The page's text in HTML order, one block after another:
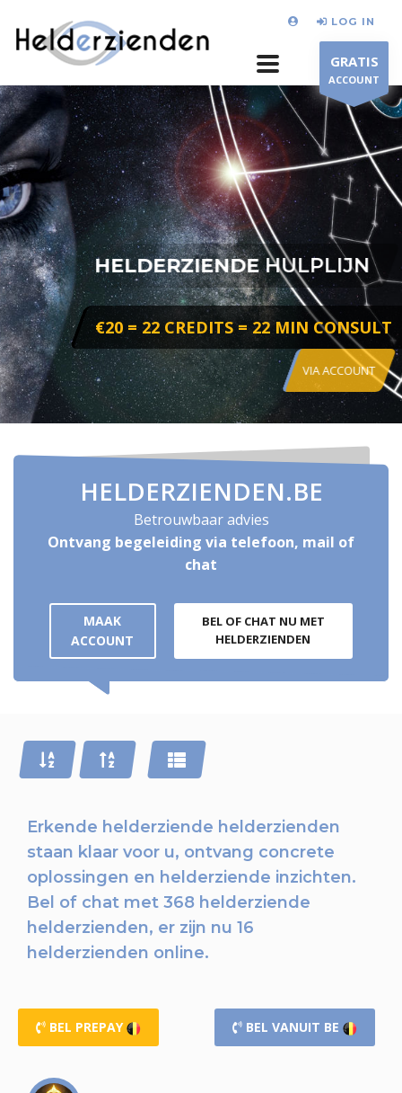
LOG IN
GRATIS
ACCOUNT
HELDERZIENDEHULPLIJN
DIRECTE ANTWOORDEN
NAAR HELDERZIENDEN
HELDERZIENDEN.BE
Betrouwbaar advies
Ontvang begeleiding via telefoon, mail of
chat
MAAK
ACCOUNT
BEL OF CHAT NU MET
HELDERZIENDEN
Erkende helderziende helderzienden
staan klaar voor u, ontvang concrete
oplossingen en helderziende inzichten.
Bel of chat met 368 helderziende
helderzienden, er zijn nu 16
helderzienden online.
BEL PREPAY BEL VANUIT BE